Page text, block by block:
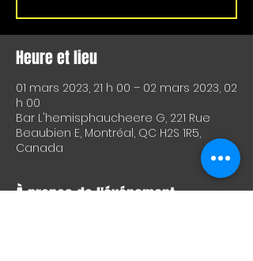
Heure et lieu
01 mars 2023, 21 h 00 – 02 mars 2023, 02
h 00
Bar L'hemisphaucheere G, 221 Rue
Beaubien E, Montréal, QC H2S 1R5,
Canada
À propos de l'événement